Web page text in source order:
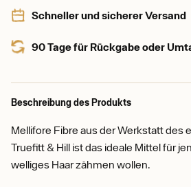
Schneller und sicherer Versand
90 Tage für Rückgabe oder
Beschreibung des Produkts
Mellifore Fibre aus der Werkstatt des
Truefitt & Hill ist das ideale Mittel für
welliges Haar zähmen wollen.